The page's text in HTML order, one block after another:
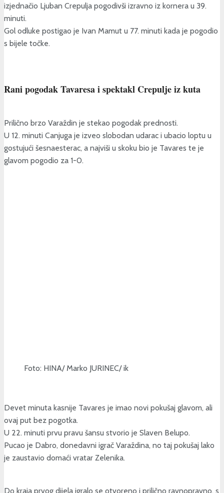
izjednačio Ljuban Crepulja pogodivši izravno iz kornera u 39.
minuti.
Gol odluke postigao je Ivan Mamut u 77. minuti kada je pogodio
s bijele točke.
Rani pogodak Tavaresa i spektakl Crepulje iz kuta
Prilično brzo Varaždin je stekao pogodak prednosti.
U 12. minuti Canjuga je izveo slobodan udarac i ubacio loptu u
gostujući šesnaesterac, a najviši u skoku bio je Tavares te je
glavom pogodio za 1-0.
Foto: HINA/ Marko JURINEC/ ik
Devet minuta kasnije Tavares je imao novi pokušaj glavom, ali
ovaj put bez pogotka.
U 22. minuti prvu pravu šansu stvorio je Slaven Belupo.
Pucao je Dabro, donedavni igrač Varaždina, no taj pokušaj lako
je zaustavio domaći vratar Zelenika.
Do kraja prvog dijela igralo se otvoreno i prilično ravnopravno, s